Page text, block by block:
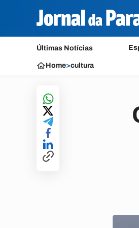
Últimas Notícias
Home>cultura